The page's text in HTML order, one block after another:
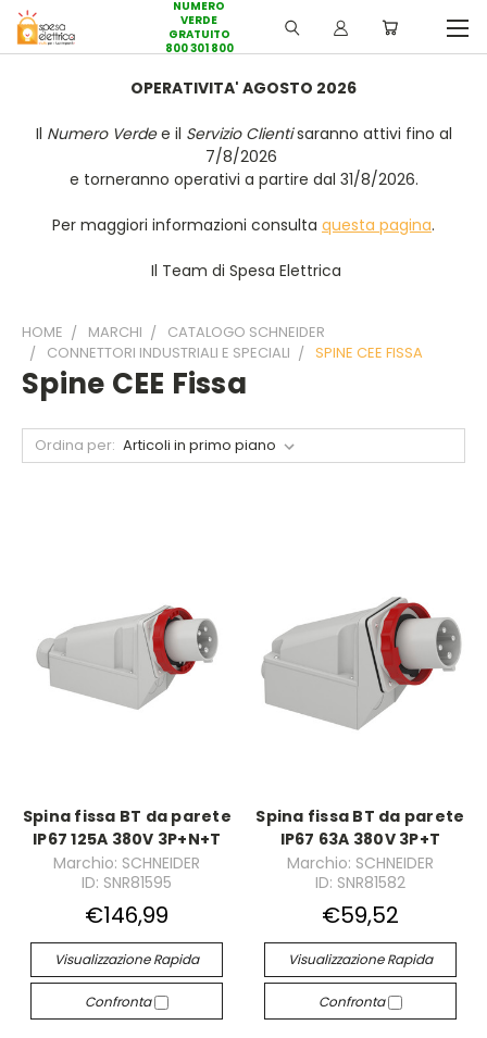
NUMERO
VERDE
GRATUITO
800 301 800
OPERATIVITA' AGOSTO 2026
Il Numero Verdee il Servizio Clientisaranno attivi fino al
7/8/2026
e torneranno operativi a partire dal 31/8/2026.
Per maggiori informazioni consulta questa pagina.
Il Team di Spesa Elettrica
HOME MARCHI
CATALOGO SCHNEIDER
CONNETTORI INDUSTRIALI E SPECIALI
SPINE CEE FISSA
Spine CEE Fissa
Ordina per:
Spina fissa BT da parete
IP67 125A 380V 3P+N+T
Marchio: SCHNEIDER
ID: SNR81595
€146,99
Visualizzazione Rapida
Confronta
Spina fissa BT da parete
IP67 63A 380V 3P+T
Marchio: SCHNEIDER
ID: SNR81582
€59,52
Visualizzazione Rapida
Confronta